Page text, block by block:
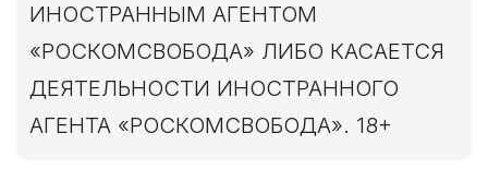
ИНОСТРАННЫМ АГЕНТОМ
«РОСКОМСВОБОДА» ЛИБО КАСАЕТСЯ
ДЕЯТЕЛЬНОСТИ ИНОСТРАННОГО
АГЕНТА «РОСКОМСВОБОДА». 18+